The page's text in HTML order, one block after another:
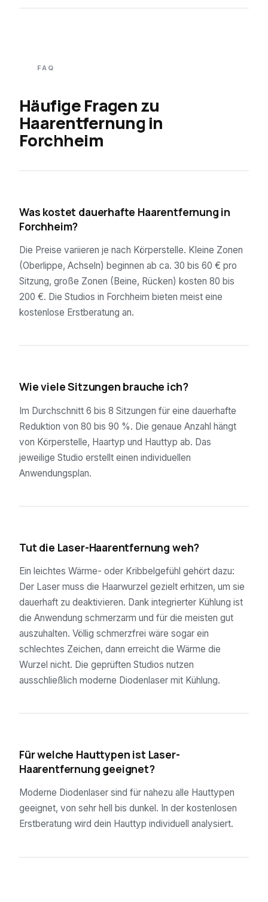
FAQ
Häufige Fragen zu
Haarentfernung in
Forchheim
Was kostet dauerhafte Haarentfernung in
Forchheim?
Die Preise variieren je nach Körperstelle. Kleine Zonen
(Oberlippe, Achseln) beginnen ab ca. 30 bis 60 € pro
Sitzung, große Zonen (Beine, Rücken) kosten 80 bis
200 €. Die Studios in Forchheim bieten meist eine
kostenlose Erstberatung an.
Wie viele Sitzungen brauche ich?
Im Durchschnitt 6 bis 8 Sitzungen für eine dauerhafte
Reduktion von 80 bis 90 %. Die genaue Anzahl hängt
von Körperstelle, Haartyp und Hauttyp ab. Das
jeweilige Studio erstellt einen individuellen
Anwendungsplan.
Tut die Laser-Haarentfernung weh?
Ein leichtes Wärme- oder Kribbelgefühl gehört dazu:
Der Laser muss die Haarwurzel gezielt erhitzen, um sie
dauerhaft zu deaktivieren. Dank integrierter Kühlung ist
die Anwendung schmerzarm und für die meisten gut
auszuhalten. Völlig schmerzfrei wäre sogar ein
schlechtes Zeichen, dann erreicht die Wärme die
Wurzel nicht. Die geprüften Studios nutzen
ausschließlich moderne Diodenlaser mit Kühlung.
Für welche Hauttypen ist Laser-
Haarentfernung geeignet?
Moderne Diodenlaser sind für nahezu alle Hauttypen
geeignet, von sehr hell bis dunkel. In der kostenlosen
Erstberatung wird dein Hauttyp individuell analysiert.